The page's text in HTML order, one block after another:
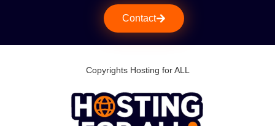
Contact
Copyrights Hosting for ALL